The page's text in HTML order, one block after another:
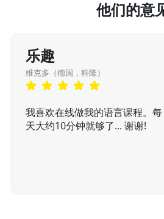
他们的意
乐趣
维克多（德国，科隆）
我喜欢在线做我的语言课程。每
天大约10分钟就够了... 谢谢!